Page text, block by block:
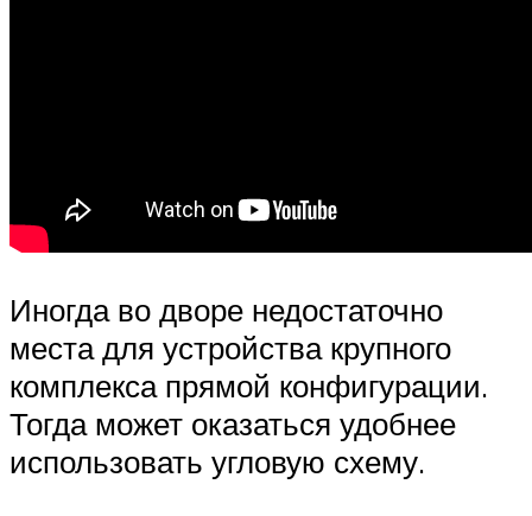
Иногда во дворе недостаточно
места для устройства крупного
комплекса прямой конфигурации.
Тогда может оказаться удобнее
использовать угловую схему.